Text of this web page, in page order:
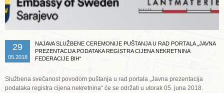
29
05.2018
NAJAVA SLUŽBENE CEREMONIJE PUŠTANJA U RAD PORTALA „JAVNA
PREZENTACIJA PODATAKA REGISTRA CIJENA NEKRETNINA
FEDERACIJE BIH“
Službena svečanost povodom puštanja u rad portala „Javna prezentacija
podataka registra cijena nekretnina“ će se održati u utorak 05. juna 2018.